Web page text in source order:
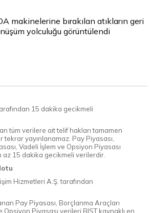
makinelerine bırakılan atıkların geri
yolculuğu görüntülendi
15 dakika gecikmeli
tüm verilere ait telif hakları tamamen
tekrar yayınlanamaz. Pay Piyasası,
Vadeli İşlem ve Opsiyon Piyasası
az 15 dakika gecikmeli verilerdir.
Hizmetleri A.Ş. tarafından
Pay Piyasası, Borçlanma Araçları
Opsiyon Piyasası verileri BIST kaynaklı en